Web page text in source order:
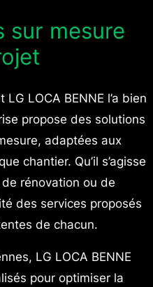
sur mesure
LOCA BENNE l’a bien
propose des solutions
adaptées aux
chantier. Qu’il s’agisse
rénovation ou de
des services proposés
de chacun.
LG LOCA BENNE
pour optimiser la